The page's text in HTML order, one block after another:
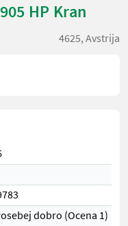
HP Kran
4625, Avstrija
dobro (Ocena 1)